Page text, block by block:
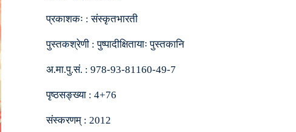
प्रकाशकः :संस्कृतभारती
पुस्तकश्रेणी :पुष्पादीक्षितायाः पुस्तकानि
अ.मा.पु.सं. : 978-93-81160-49-7
पृष्ठसङ्ख्या : 4+76
संस्करणम् : 2012